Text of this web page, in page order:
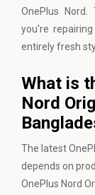
OnePlus
you're
entirely fresh
What is
Nord
The latest
depends on
OnePlus Nord